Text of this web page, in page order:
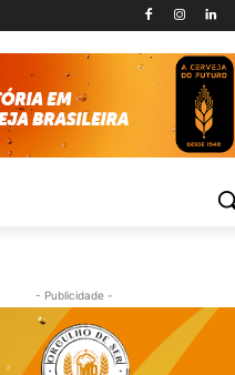
- Publicidade -